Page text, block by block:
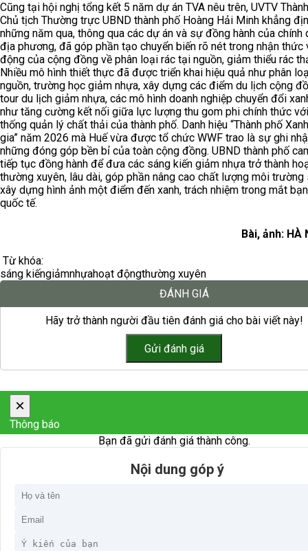
Cũng tại hội nghị tổng kết 5 năm dự án TVA nêu trên, UVTV
Chủ tịch Thường trực UBND thành phố Hoàng Hải Minh khẳng
những năm qua, thông qua các dự án và sự đồng hành của chính
địa phương, đã góp phần tạo chuyển biến rõ nét trong nhận thức
động của cộng đồng về phân loại rác tại nguồn, giảm thiểu rác
Nhiều mô hình thiết thực đã được triển khai hiệu quả như phân
nguồn, trường học giảm nhựa, xây dựng các điểm du lịch cộng
tour du lịch giảm nhựa, các mô hình doanh nghiệp chuyển đổi
như tăng cường kết nối giữa lực lượng thu gom phi chính thức
thống quản lý chất thải của thành phố. Danh hiệu “Thành phố
gia” năm 2026 mà Huế vừa được tổ chức WWF trao là sự ghi
những đóng góp bền bỉ của toàn cộng đồng. UBND thành phố
tiếp tục đồng hành để đưa các sáng kiến giảm nhựa trở thành
thường xuyên, lâu dài, góp phần nâng cao chất lượng môi trường
xây dựng hình ảnh một điểm đến xanh, trách nhiệm trong mắt
quốc tế.
Bài, ảnh: HÀ
Từ khóa:
sáng kiếngiảmnhựahoạt độngthường xuyên
ĐÁNH GIÁ
Hãy trở thành người đầu tiên đánh giá cho bài viết này!
×
Thông báo
Bạn đã gửi đánh giá thành công.
Nội dung góp ý